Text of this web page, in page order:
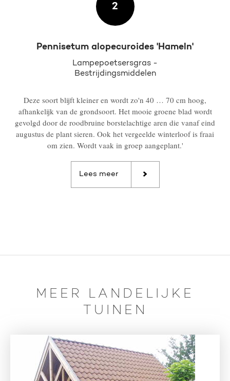
2
Pennisetum alopecuroides 'Hameln'
Lampepoetsersgras -
Bestrijdingsmiddelen
Deze soort blijft kleiner en wordt zo'n 40 … 70 cm hoog,
afhankelijk van de grondsoort. Het mooie groene blad wordt
gevolgd door de roodbruine borstelachtige aren die vanaf eind
augustus de plant sieren. Ook het vergeelde winterloof is fraai
om zien. Wordt vaak in groep aangeplant.'
Lees meer
MEER LANDELIJKE
TUINEN